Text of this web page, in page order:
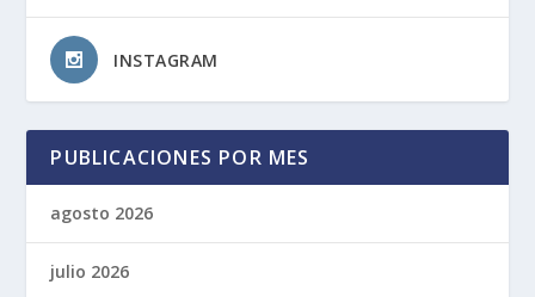
INSTAGRAM
PUBLICACIONES POR MES
agosto 2026
julio 2026